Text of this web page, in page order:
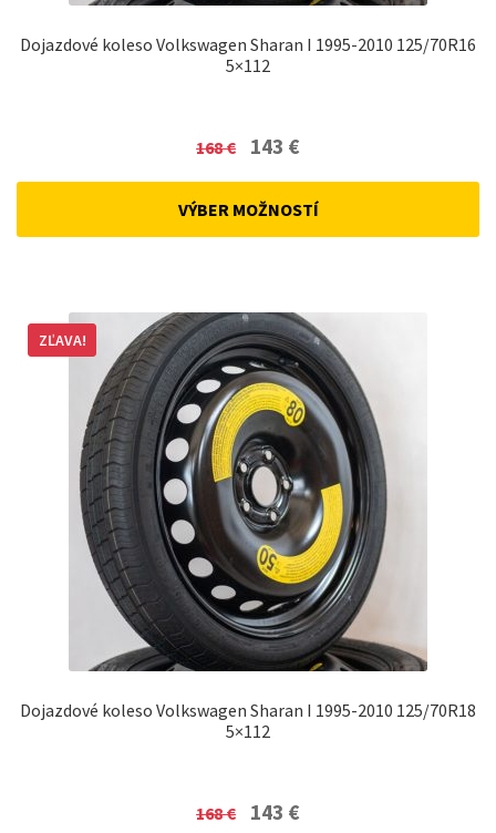
Dojazdové koleso Volkswagen Sharan I 1995-2010 125/70R16
5×112
168€
Original
was:
143 €Current
VÝBER MOŽNOSTÍ
Dojazdové koleso Volkswagen Sharan I 1995-2010 125/70R18
5×112
ZĽAVA!
168€
Original
143 €Current